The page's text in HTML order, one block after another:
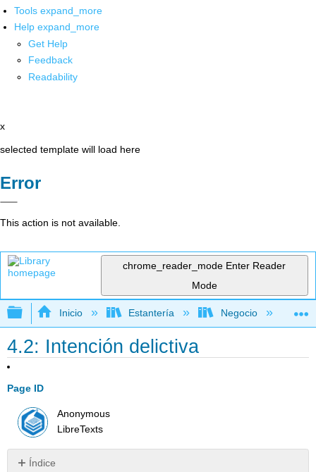
Tools expand_more
Help expand_more
Get Help
Feedback
Readability
x
selected template will load here
Error
This action is not available.
chrome_reader_mode Enter Reader
Mode
Expandir/contraer jerarquía global
Inicio Estantería Negocio
4.2: Intención delictiva
Page ID
Anonymous
LibreTexts
Índice